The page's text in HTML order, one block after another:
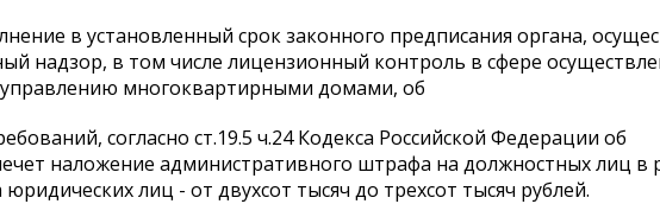
в установленный срок законного предписания органа,
надзор, в том числе лицензионный контроль в сфере
многоквартирными домами, об
согласно ст.19.5 ч.24 Кодекса Российской Федерации об
наложение административного штрафа на должностных лиц в
лиц - от двухсот тысяч до трехсот тысяч рублей.